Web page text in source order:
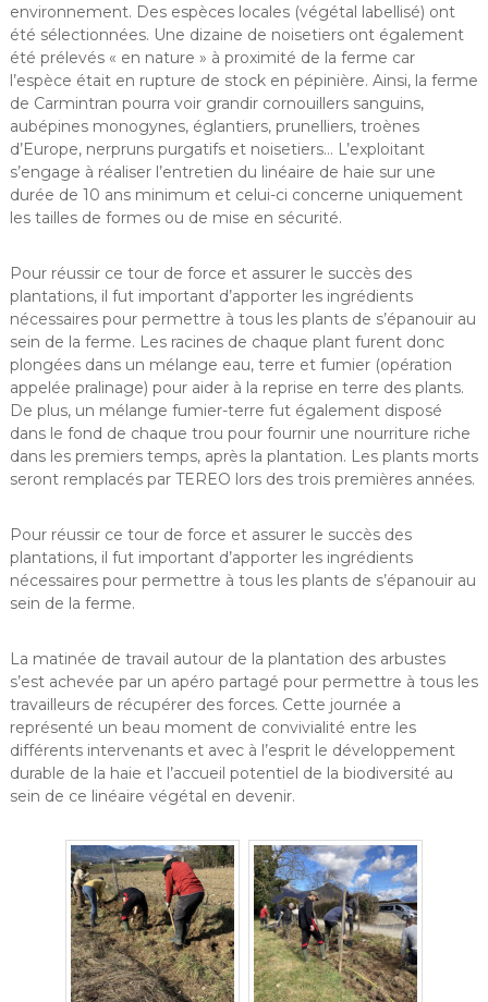
environnement. Des espèces locales (végétal labellisé) ont
été sélectionnées. Une dizaine de noisetiers ont également
été prélevés « en nature » à proximité de la ferme car
l’espèce était en rupture de stock en pépinière. Ainsi, la ferme
de Carmintran pourra voir grandir cornouillers sanguins,
aubépines monogynes, églantiers, prunelliers, troènes
d’Europe, nerpruns purgatifs et noisetiers… L’exploitant
s’engage à réaliser l’entretien du linéaire de haie sur une
durée de 10 ans minimum et celui-ci concerne uniquement
les tailles de formes ou de mise en sécurité.
Pour réussir ce tour de force et assurer le succès des
plantations, il fut important d’apporter les ingrédients
nécessaires pour permettre à tous les plants de s’épanouir au
sein de la ferme. Les racines de chaque plant furent donc
plongées dans un mélange eau, terre et fumier (opération
appelée pralinage) pour aider à la reprise en terre des plants.
De plus, un mélange fumier-terre fut également disposé
dans le fond de chaque trou pour fournir une nourriture riche
dans les premiers temps, après la plantation. Les plants morts
seront remplacés par TEREO lors des trois premières années.
Pour réussir ce tour de force et assurer le succès des
plantations, il fut important d’apporter les ingrédients
nécessaires pour permettre à tous les plants de s’épanouir au
sein de la ferme.
La matinée de travail autour de la plantation des arbustes
s’est achevée par un apéro partagé pour permettre à tous les
travailleurs de récupérer des forces. Cette journée a
représenté un beau moment de convivialité entre les
différents intervenants et avec à l’esprit le développement
durable de la haie et l’accueil potentiel de la biodiversité au
sein de ce linéaire végétal en devenir.